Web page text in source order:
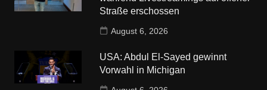
Straße erschossen
August 6, 2026
USA: Abdul El-Sayed gewinnt
Vorwahl in Michigan